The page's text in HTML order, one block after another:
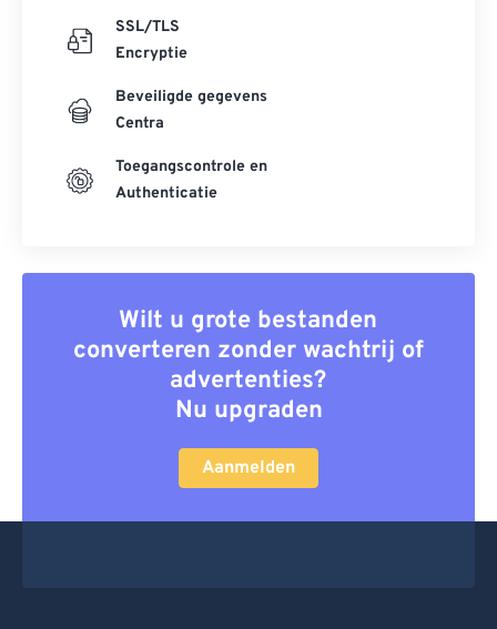
SSL/TLS
Encryptie
Beveiligde gegevens
Centra
Toegangscontrole en
Authenticatie
Wilt u grote bestanden
converteren zonder wachtrij of
advertenties?
Nu upgraden
Aanmelden